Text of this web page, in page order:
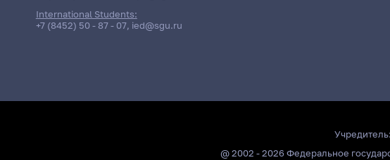
International Students:
+7 (8452) 50 - 87 - 07, ied@sgu.ru
Учредитель:
@ 2002 - 2026 Федеральное